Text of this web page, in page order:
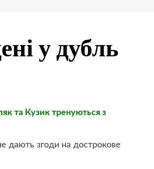
у дубль
та Кузик тренуються з
дають згоди на дострокове